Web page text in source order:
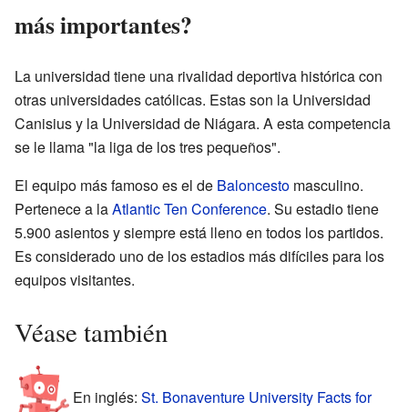
más importantes?
La universidad tiene una rivalidad deportiva histórica con
otras universidades católicas. Estas son la Universidad
Canisius y la Universidad de Niágara. A esta competencia
se le llama "la liga de los tres pequeños".
El equipo más famoso es el de Baloncesto masculino.
Pertenece a laAtlantic Ten Conference. Su estadio tiene
5.900 asientos y siempre está lleno en todos los partidos.
Es considerado uno de los estadios más difíciles para los
equipos visitantes.
Véase también
En inglés: St. Bonaventure University Facts for